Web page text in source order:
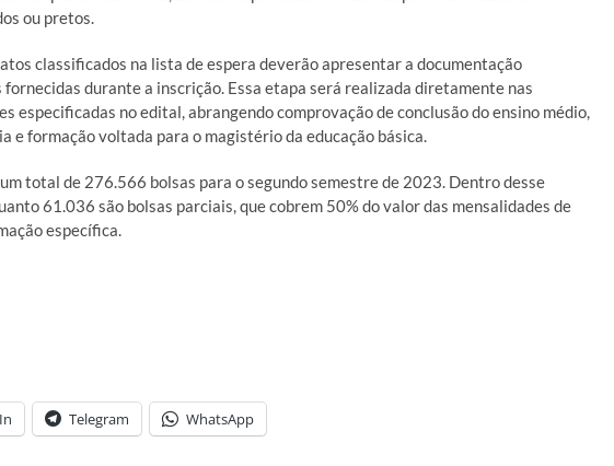
ou pretos.
classificados na lista de espera deverão apresentar a documentação
durante a inscrição. Essa etapa será realizada diretamente nas
especificadas no edital, abrangendo comprovação de conclusão do ensino médio,
e formação voltada para o magistério da educação básica.
total de 276.566 bolsas para o segundo semestre de 2023. Dentro desse
61.036 são bolsas parciais, que cobrem 50% do valor das mensalidades de
específica.
Telegram WhatsApp